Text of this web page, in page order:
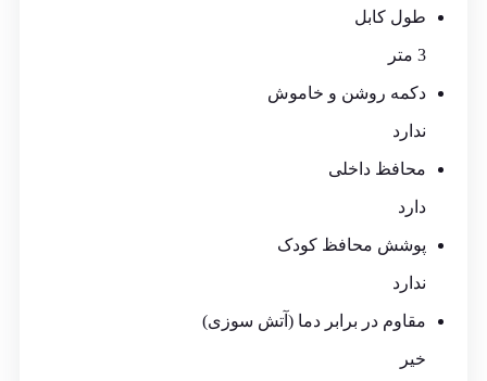
طول کابل
3 متر
دکمه روشن و خاموش
ندارد
محافظ داخلی
دارد
پوشش محافظ کودک
ندارد
مقاوم در برابر دما (آتش سوزی)
خیر